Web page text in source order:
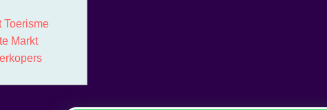
Toerisme
Markt